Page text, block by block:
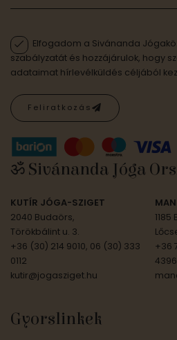
Elfogadom a Sivánanda
szabályzatát és hozzájárulok, hogy
adataimat hírlevélküldés céljából
Feliratkozás
ॐ Sivánanda Jóga
KUTÍR JÓGA-SZIGET
2040 Budaörs,
Törökbálint u. 3.
+36 (30) 214 9010, 06 (30) 333
0112
kutir@jogasziget.hu
+36
4396
Gyorslinkek